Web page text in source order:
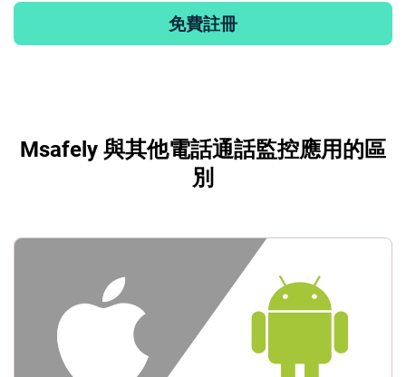
免費註冊
Msafely 與其他電話通話監控應用的區
別